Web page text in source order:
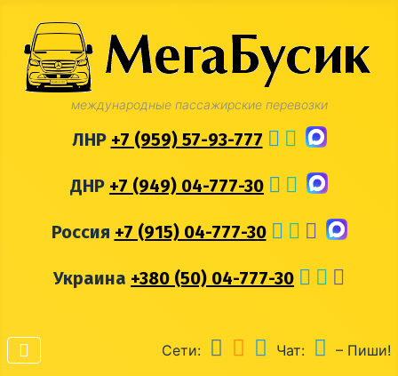
международные пассажирские перевозки
ЛНР +7 (959) 57-93-777
ДНР +7 (949) 04-777-30
Россия +7 (915) 04-777-30
Украина +380 (50) 04-777-30
Сети: Чат: – Пиши!